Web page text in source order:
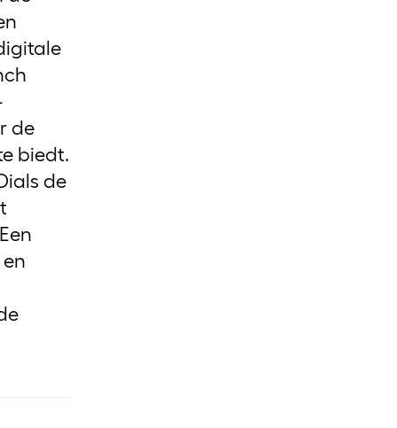
de
biedt.
de